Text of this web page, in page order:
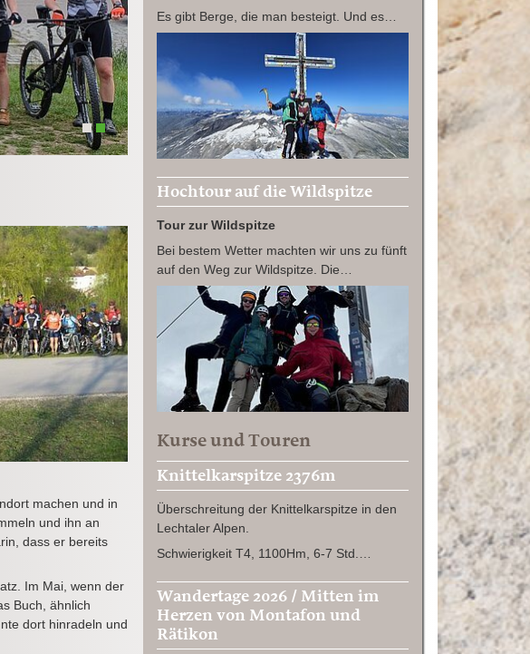
1 2
machen und in
und ihn an
dass er bereits
Im Mai, wenn der
Buch, ähnlich
dort hinradeln und
Es gibt Berge, die man besteigt. Und es…
Hochtour auf die Wildspitze
Tour zur Wildspitze
Bei bestem Wetter machten wir uns zu fünft
auf den Weg zur Wildspitze. Die…
Kurse und Touren
Knittelkarspitze 2376m
Überschreitung der Knittelkarspitze in den
Lechtaler Alpen.
Schwierigkeit T4, 1100Hm, 6-7 Std.…
Wandertage 2026 / Mitten im
Herzen von Montafon und
Rätikon